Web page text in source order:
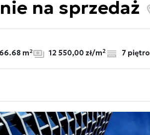
na sprzedaż
66.68 m² 12 550,00 zł/m2 7 piętro